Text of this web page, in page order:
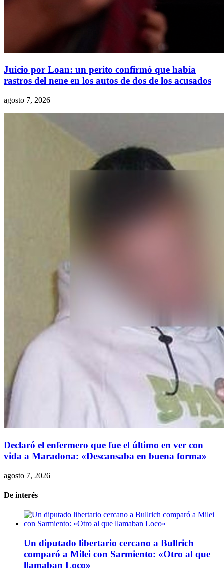
Juicio por Loan: un perito confirmó que había
rastros del nene en los autos de dos de los acusados
agosto 7, 2026
Declaró el enfermero que fue el último en ver con
vida a Maradona: «Descansaba en buena forma»
agosto 7, 2026
De interés
Un diputado libertario cercano a Bullrich
comparó a Milei con Sarmiento: «Otro al que
llamaban Loco»